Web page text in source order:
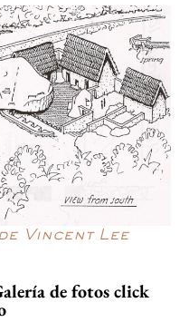
Vincent Lee
de fotos click